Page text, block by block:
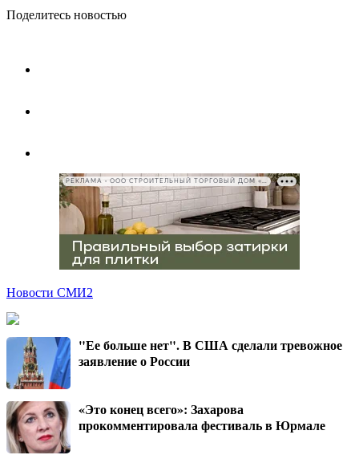
Поделитесь новостью
РЕКЛАМА • ООО СТРОИТЕЛЬНЫЙ ТОРГОВЫЙ ДОМ «ПЕТРОВИЧ», ИНН 7802348846
Новости СМИ2
"Ее больше нет". В США сделали тревожное
заявление о России
«Это конец всего»: Захарова
прокомментировала фестиваль в Юрмале